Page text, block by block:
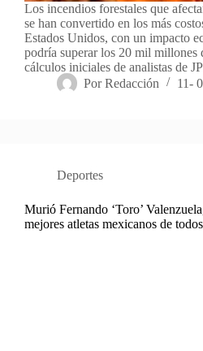
Los incendios forestales que
se han convertido en los más
Estados Unidos, con un impacto
podría superar los 20 mil millones
cálculos iniciales de analistas de
Por Redacción 11-
Deportes
Murió Fernando ‘Toro’
mejores atletas mexicanos de